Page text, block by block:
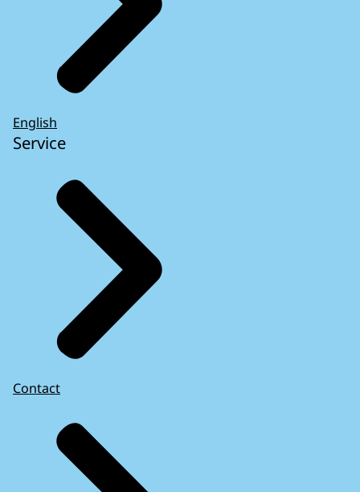
English
Service
Contact